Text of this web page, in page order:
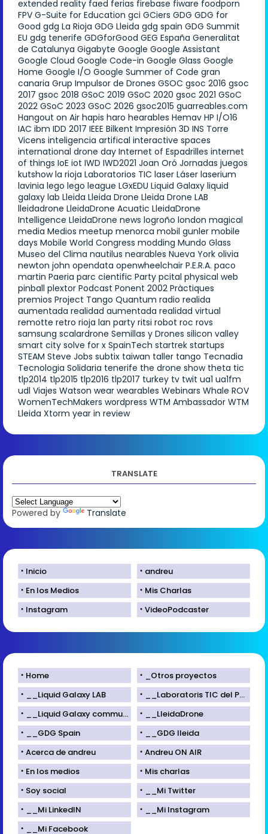
extended reality faed ferias firebase fiware foodporn
FPV G-Suite for Education gci GCiers GDG GDG for
Good gdg La Rioja GDG Lleida gdg spain GDG Summit
EU gdg tenerife GDGforGood GEG España Generalitat
de Catalunya Gigabyte Google Google Assistant
Google Cloud Google Code-in Google Glass Google
Home Google I/O Google Summer of Code gran
canaria Grup Impulsor de Drones GSOC gsoc 2016 gsoc
2017 gsoc 2018 GSoC 2019 GSoC 2020 gsoc 2021 GSoC
2022 GSoC 2023 GSoC 2026 gsoc2015 guarreables.com
Hangout on Air hapis haro hearables Hemav HP I/O16
IAC ibm IDD 2017 IEEE Bilkent Impresión 3D INS Torre
Vicens inteligencia artifical interactive spaces
international drone day Internet of Espadrilles internet
of things IoE iot IWD IWD2021 Joan Oró Jornadas juegos
kutshow la rioja Laboratorios TIC laser Láser laserium
lavinia lego lego league LGxEDU Liquid Galaxy liquid
galaxy lab Lleida Lleida Drone Lleida Drone LAB
lleidadrone LleidaDrone Acuatic LleidaDrone
Intelligence LleidaDrone news logroño london magical
media Medios meetup menorca mobil gunler mobile
days Mobile World Congress modding Mundo Glass
Museo del Clima nautilus nearables Nueva York olivia
newton john opendata openwheelchair P.E.R.A. paco
martin Paeria parc cientific Party pcital physical web
pinball plextor Podcast Ponent 2002 Pràctiques
premios Project Tango Quantum radio realida
aumentada realidad aumentada realidad virtual
remotte retro rioja lan party ritsi robot roc rovs
samsung scalardrone Semillas y Drones silicon valley
smart city solve for x SpainTech startrek startups
STEAM Steve Jobs subtix taiwan taller tango Tecnadia
Tecnologia Solidaria tenerife the drone show theta tic
tlp2014 tlp2015 tlp2016 tlp2017 turkey tv twit ua1 ua1fm
udl Viajes Watson wear wearables Webinars Whale ROV
WomenTechMakers wordpress WTM Ambassador WTM
Lleida Xtorm year in review
TRANSLATE
Powered by Translate
Inicio
andreu
En los Medios
Mis Charlas
Instagram
VideoPodcaster
Home
_Otros proyectos
__Liquid Galaxy LAB
__Laboratoris TIC del Parc Científic de Lleida
__Liquid Galaxy community
__LleidaDrone
__GDG Spain
__GDG lleida
Acerca de andreu
Andreu ON AIR
En los medios
Mis charlas
Soy social
__Mi Twitter
__Mi LinkedIN
__Mi Instagram
__Mi Facebook